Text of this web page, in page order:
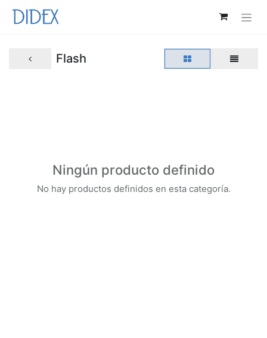
Flash
Ningún producto definido
No hay productos definidos en esta categoría.